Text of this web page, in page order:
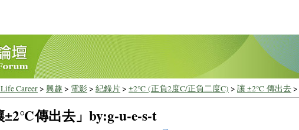
Career> 興趣 > 電影> 紀錄片> ±2℃ (正負2度C/正負二度C) > 讓 ±2℃ 傳出去>
±2℃傳出去」by:g-u-e-s-t